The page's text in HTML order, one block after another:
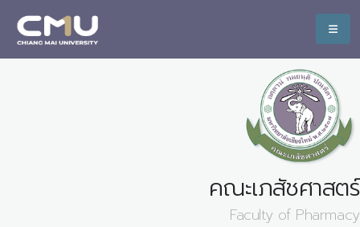
คณะเภสัชศาสตร์
Faculty of Pharmacy